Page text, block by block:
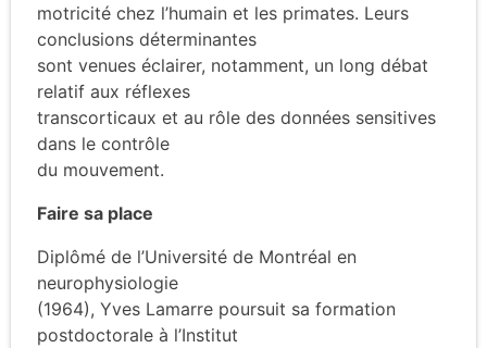
motricité chez l’humain et les primates. Leurs
conclusions déterminantes
sont venues éclairer, notamment, un long débat
relatif aux réflexes
transcorticaux et au rôle des données sensitives
dans le contrôle
du mouvement.
Faire sa place
Diplômé de l’Université de Montréal en
neurophysiologie
(1964), Yves Lamarre poursuit sa formation
postdoctorale à l’Institut